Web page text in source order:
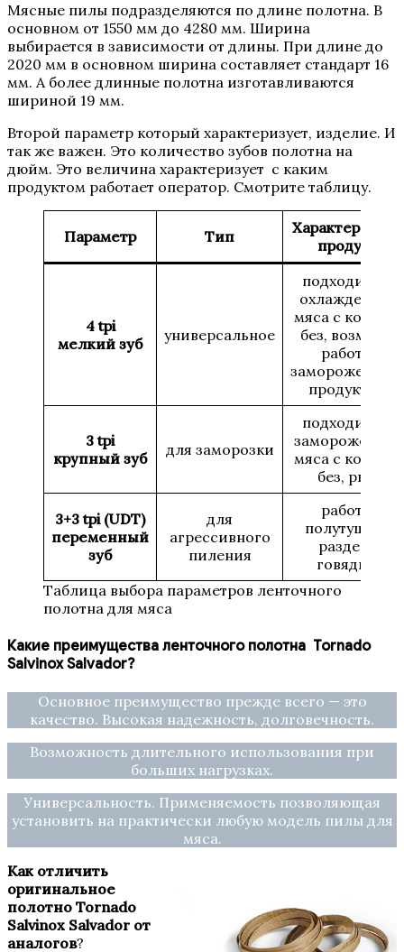
Мясные пилы подразделяются по длине полотна. В
основном от 1550 мм до 4280 мм. Ширина
выбирается в зависимости от длины. При длине до
2020 мм в основном ширина составляет стандарт 16
мм. А более длинные полотна изготавливаются
шириной 19 мм.
Второй параметр который характеризует, изделие. И
так же важен. Это количество зубов полотна на
дюйм. Это величина характеризует с каким
продуктом работает оператор. Смотрите таблицу.
Параметр Тип
продукта
4 tpi
мелкий зуб
универсальное
подходит для
охлажденного
мяса с костью
без, возможна
работа с
продуктами
3 tpi
крупный зуб
для заморозки
подходит для
мяса с костью
без, рыбы
3+3 tpi (UDT)
переменный
зуб
для
агрессивного
пиления
работа с
полутушами,
разделка
говядины
Таблица выбора параметров ленточного
полотна для мяса
Какие преимущества ленточного полотна Tornado
Salvinox Salvador?
Основное преимущество прежде всего — это
качество. Высокая надежность, долговечность.
Возможность длительного использования при
больших нагрузках.
Универсальность. Применяемость позволяющая
установить на практически любую модель пилы для
мяса.
Как отличить
оригинальное
полотно Tornado
Salvinox Salvador от
аналогов?